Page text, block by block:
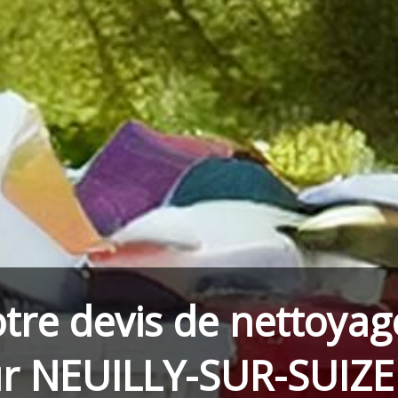
devis de
NEUILLY-SUR-SUIZE